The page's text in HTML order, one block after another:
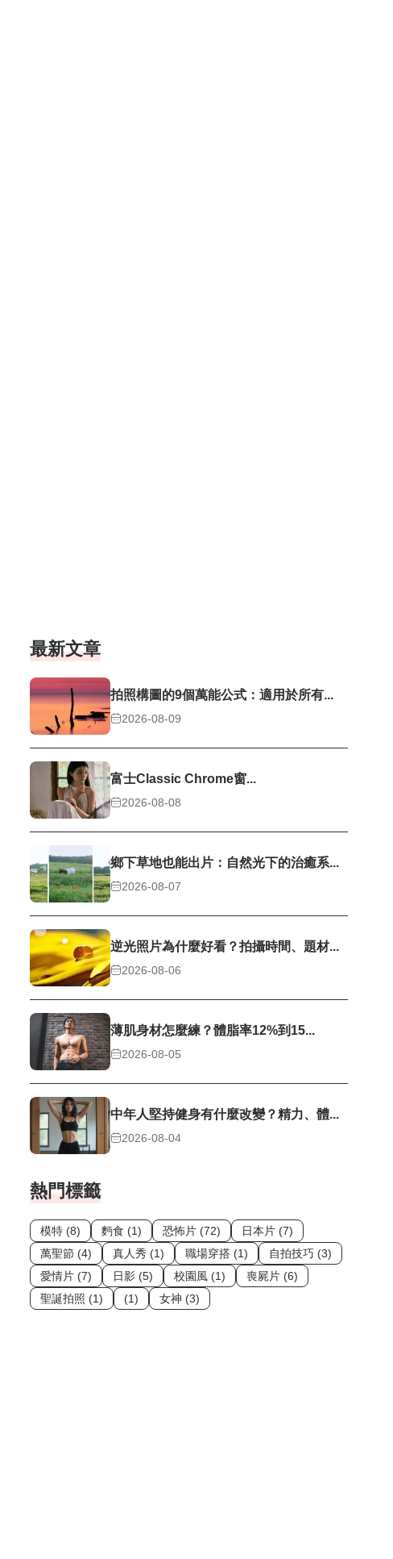
最新文章
拍照構圖的9個萬能公式：適用於所有...
2026-08-09
富士Classic Chrome窗...
2026-08-08
鄉下草地也能出片：自然光下的治癒系...
2026-08-07
逆光照片為什麼好看？拍攝時間、題材...
2026-08-06
薄肌身材怎麼練？體脂率12%到15...
2026-08-05
中年人堅持健身有什麼改變？精力、體...
2026-08-04
熱門標籤
模特 (8) 麪食 (1) 恐怖片 (72)
日本片 (7)
萬聖節 (4)
真人秀 (1) 職場穿搭 (1)
自拍技巧 (3)
愛情片 (7)
日影 (5) 校園風 (1)
喪屍片 (6)
聖誕拍照 (1)
(1) 女神 (3)